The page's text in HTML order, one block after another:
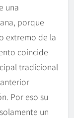
una
porque
extremo de la
coincide
tradicional
Por eso su
un